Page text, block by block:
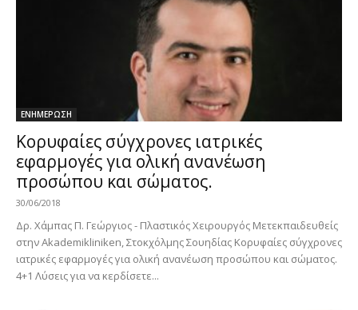
ΕΝΗΜΕΡΩΣΗ
Κορυφαίες σύγχρονες ιατρικές
εφαρμογές για ολική ανανέωση
προσώπου και σώματος.
30/06/2018
Δρ. Χάμπας Π. Γεώργιος - Πλαστικός Χειρουργός Μετεκπαιδευθείς
στην Akademikliniken, Στοκχόλμης Σουηδίας Κορυφαίες σύγχρονες
ιατρικές εφαρμογές για ολική ανανέωση προσώπου και σώματος.
4+1 Λύσεις για να κερδίσετε...